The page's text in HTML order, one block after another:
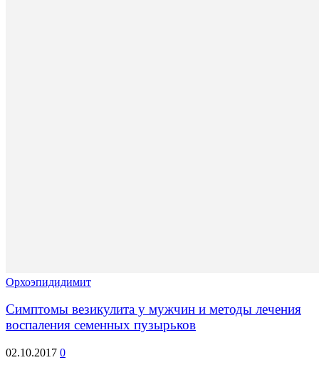
Орхоэпидидимит
Симптомы везикулита у мужчин и методы лечения
воспаления семенных пузырьков
02.10.2017 0